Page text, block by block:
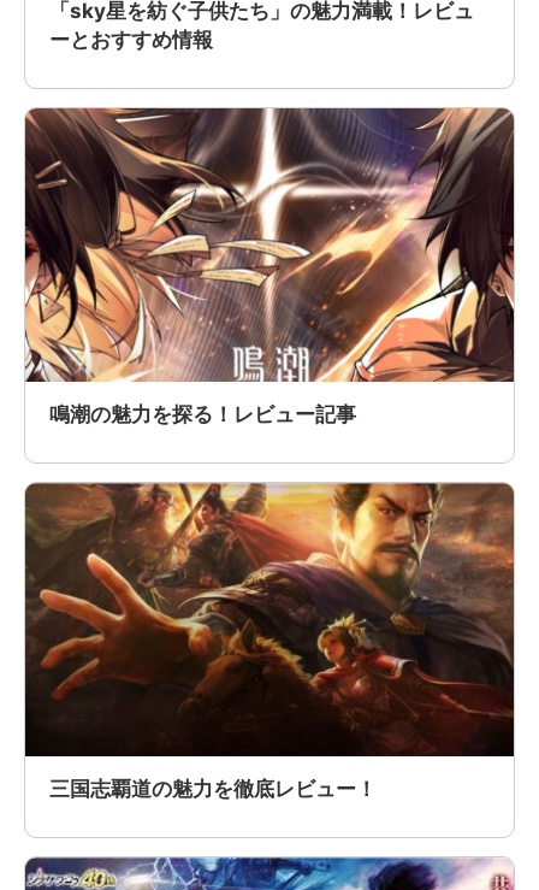
「sky星を紡ぐ子供たち」の魅力満載！レビュ
ーとおすすめ情報
鳴潮の魅力を探る！レビュー記事
三国志覇道の魅力を徹底レビュー！